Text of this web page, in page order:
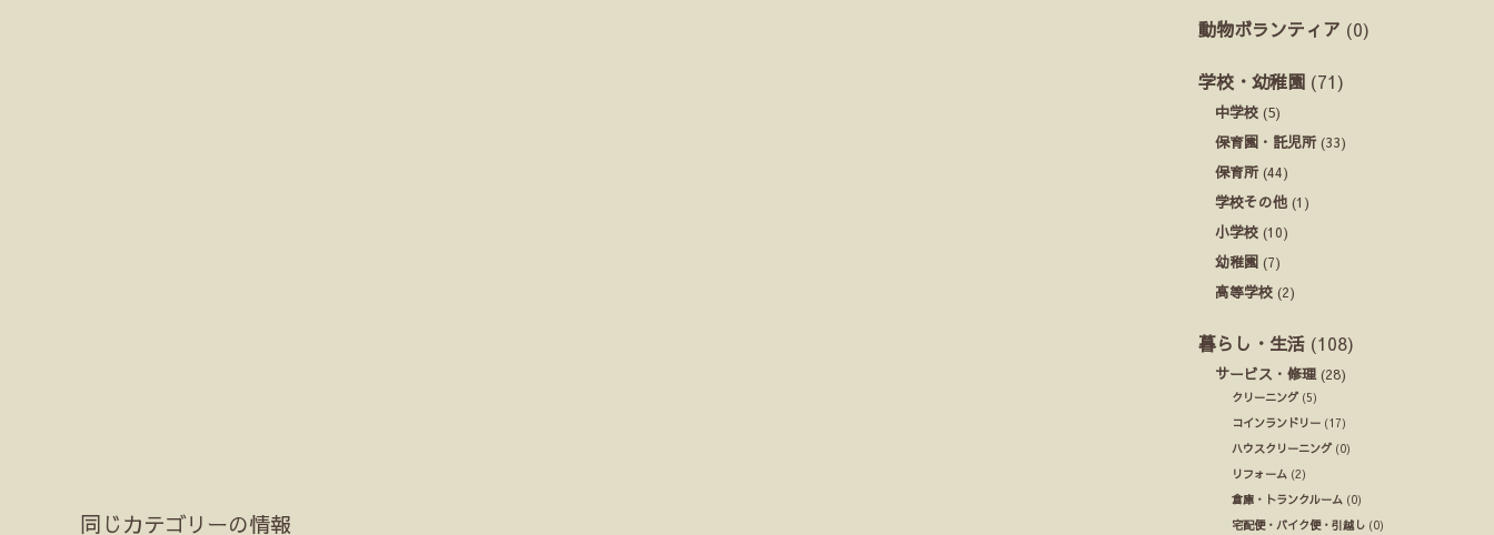
同じカテゴリーの情報
動物ボランティア (0)
学校・幼稚園 (71)
中学校 (5)
保育園・託児所(33)
保育所(44)
学校その他 (1)
小学校 (10)
幼稚園 (7)
高等学校 (2)
暮らし・生活 (108)
サービス・修理 (28)
クリーニング(5)
コインランドリー (17)
ハウスクリーニング(0)
リフォーム (2)
倉庫・トランクルーム (0)
宅配便・バイク便・引越し (0)